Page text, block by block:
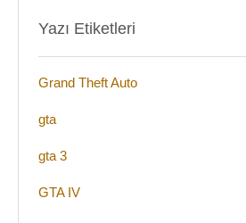
Yazı Etiketleri
Grand Theft Auto
gta
gta 3
GTA IV